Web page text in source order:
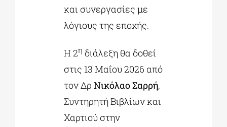
και συνεργασίες με
λόγιους της εποχής.
Η 2η διάλεξη θα δοθεί
στις 13 Μαΐου 2026 από
τον Δρ Νικόλαο Σαρρή,
Συντηρητή Βιβλίων και
Χαρτιού στην